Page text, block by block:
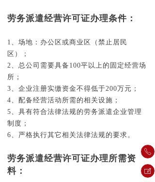
劳务派遣经营许可证办理条件：
1、场地：办公区或商业区（禁止居民
区）；
2、总公司需要具备100平以上的固定经营场
所；
3、企业注册实缴资金不得低于200万元；
4、配备经营活动所需的相关设施；
5、具有符合法律法规的劳务派遣企业管理
制度；
6、严格执行其它相关法律法规的要求。
劳务派遣经营许可证办理所需资
料：
ꂅ
ꂐ